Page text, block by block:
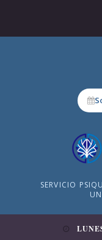
SERVICIO